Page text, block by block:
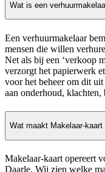
Wat is een
Een verhuurmakelaar
mensen die willen
Net als bij een ‘verkoop
verzorgt het papierwerk
voor het beheer om dit
aan onderhoud, klachten,
Wat maakt Makelaar-kaart
Makelaar-kaart opereert
Daarle. Wij zien welke